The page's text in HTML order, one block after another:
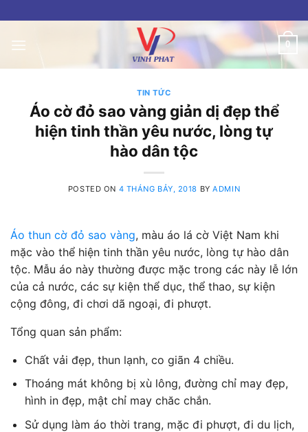
to
content
0
TIN TỨC
Áo cờ đỏ sao vàng giản dị đẹp thể
hiện tinh thần yêu nước, lòng tự
hào dân tộc
POSTED ON 4 THÁNG BẢY, 2018 BYADMIN
Áo thun cờ đỏ sao vàng, màu áo lá cờ Việt Nam khi
mặc vào thể hiện tinh thần yêu nước, lòng tự hào dân
tộc. Mẫu áo này thường được mặc trong các này lễ lớn
của cả nước, các sự kiện thể dục, thể thao, sự kiện
cộng đông, đi chơi dã ngoại, đi phượt.
Tổng quan sản phẩm:
Chất vải đẹp, thun lạnh, co giãn 4 chiều.
Thoáng mát không bị xù lông, đường chỉ may đẹp,
hình in đẹp, mật chỉ may chăc chắn.
Sử dụng làm áo thời trang, mặc đi phượt, đi du lịch,